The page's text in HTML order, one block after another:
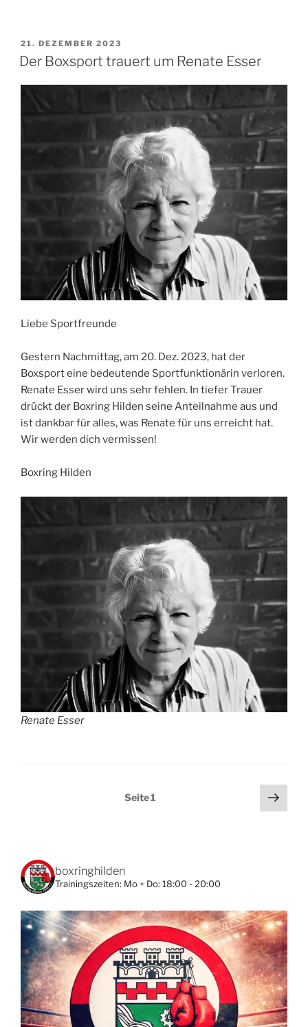
VERÖFFENTLICHT
AM
21. DEZEMBER 2023
Der Boxsport trauert um Renate Esser
Liebe Sportfreunde
Gestern Nachmittag, am 20. Dez. 2023, hat der
Boxsport eine bedeutende Sportfunktionärin verloren.
Renate Esser wird uns sehr fehlen. In tiefer Trauer
drückt der Boxring Hilden seine Anteilnahme aus und
ist dankbar für alles, was Renate für uns erreicht hat.
Wir werden dich vermissen!
Boxring Hilden
Renate Esser
Seitennummerierung
Seite1
boxringhilden
Trainingszeiten: Mo + Do: 18:00 - 20:00